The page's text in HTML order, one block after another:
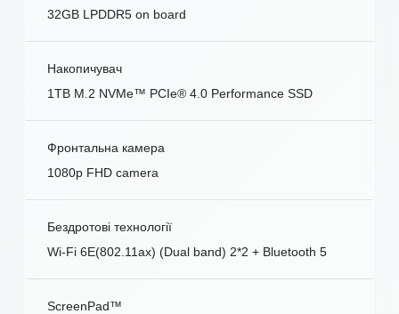
32GB LPDDR5 on board
Накопичувач
1TB M.2 NVMe™ PCIe® 4.0 Performance SSD
Фронтальна камера
1080p FHD camera
Бездротові технології
Wi-Fi 6E(802.11ax) (Dual band) 2*2 + Bluetooth 5
ScreenPad™